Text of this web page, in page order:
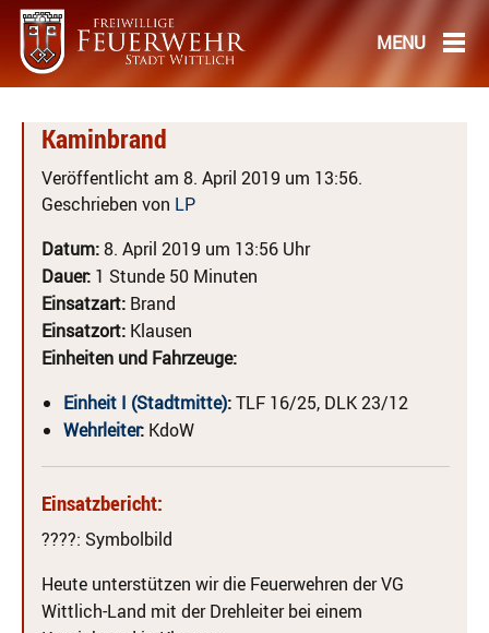
Kaminbrand
Veröffentlicht am 8. April 2019 um 13:56.
Geschrieben von LP
Datum:8. April 2019 um 13:56 Uhr
Dauer: 1 Stunde 50 Minuten
Einsatzart: Brand
Einsatzort: Klausen
Einheiten und Fahrzeuge:
Einheit I (Stadtmitte):TLF 16/25, DLK 23/12
Wehrleiter: KdoW
Einsatzbericht:
????: Symbolbild
Heute unterstützen wir die Feuerwehren der VG
Wittlich-Land mit der Drehleiter bei einem